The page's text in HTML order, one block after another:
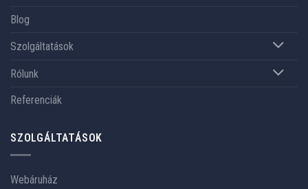
Blog
Szolgáltatások
Rólunk
Referenciák
SZOLGÁLTATÁSOK
Webáruház